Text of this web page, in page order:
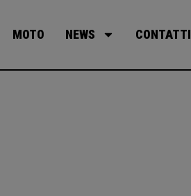
MOTO NEWS CONTATTI